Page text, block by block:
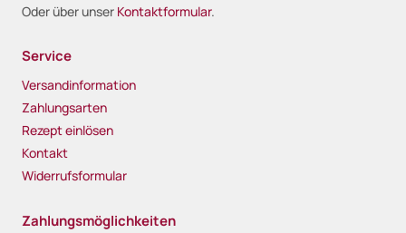
Oder über unser Kontaktformular.
Service
Versandinformation
Zahlungsarten
Rezept einlösen
Kontakt
Widerrufsformular
Zahlungsmöglichkeiten